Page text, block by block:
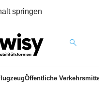
springen
Öffentliche Verkehrsmittel